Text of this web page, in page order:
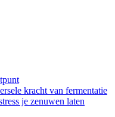
kracht van fermentatie
je zenuwen laten